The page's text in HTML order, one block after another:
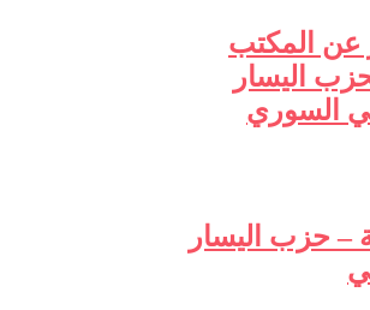
عن المكتب
اليسار
السوري
– حزب اليسار